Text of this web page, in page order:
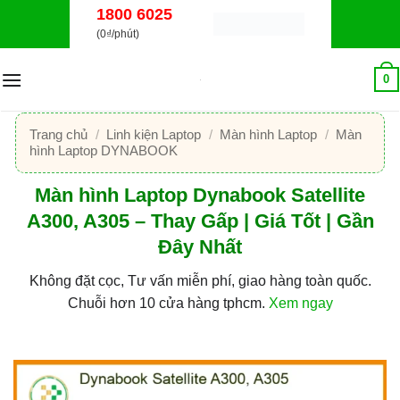
dung
1800 6025
(0₫/phút)
0
Trang chủ / Linh kiện Laptop / Màn hình Laptop / Màn
hình Laptop DYNABOOK
Màn hình Laptop Dynabook Satellite
A300, A305 – Thay Gấp | Giá Tốt | Gần
Đây Nhất
Không đặt cọc, Tư vấn miễn phí, giao hàng toàn quốc.
Chuỗi hơn 10 cửa hàng tphcm. Xem ngay